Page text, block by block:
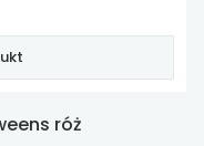
róż